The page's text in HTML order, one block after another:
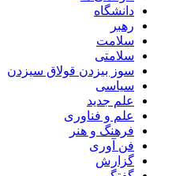
دانشگاه
رهبر
سلامت
سلامتی
سوز بیزدن قولاق سیزدن
سیاسی
علم جدید
علم و فناوری
فرهنگ و هنر
فن آوری
گزارش